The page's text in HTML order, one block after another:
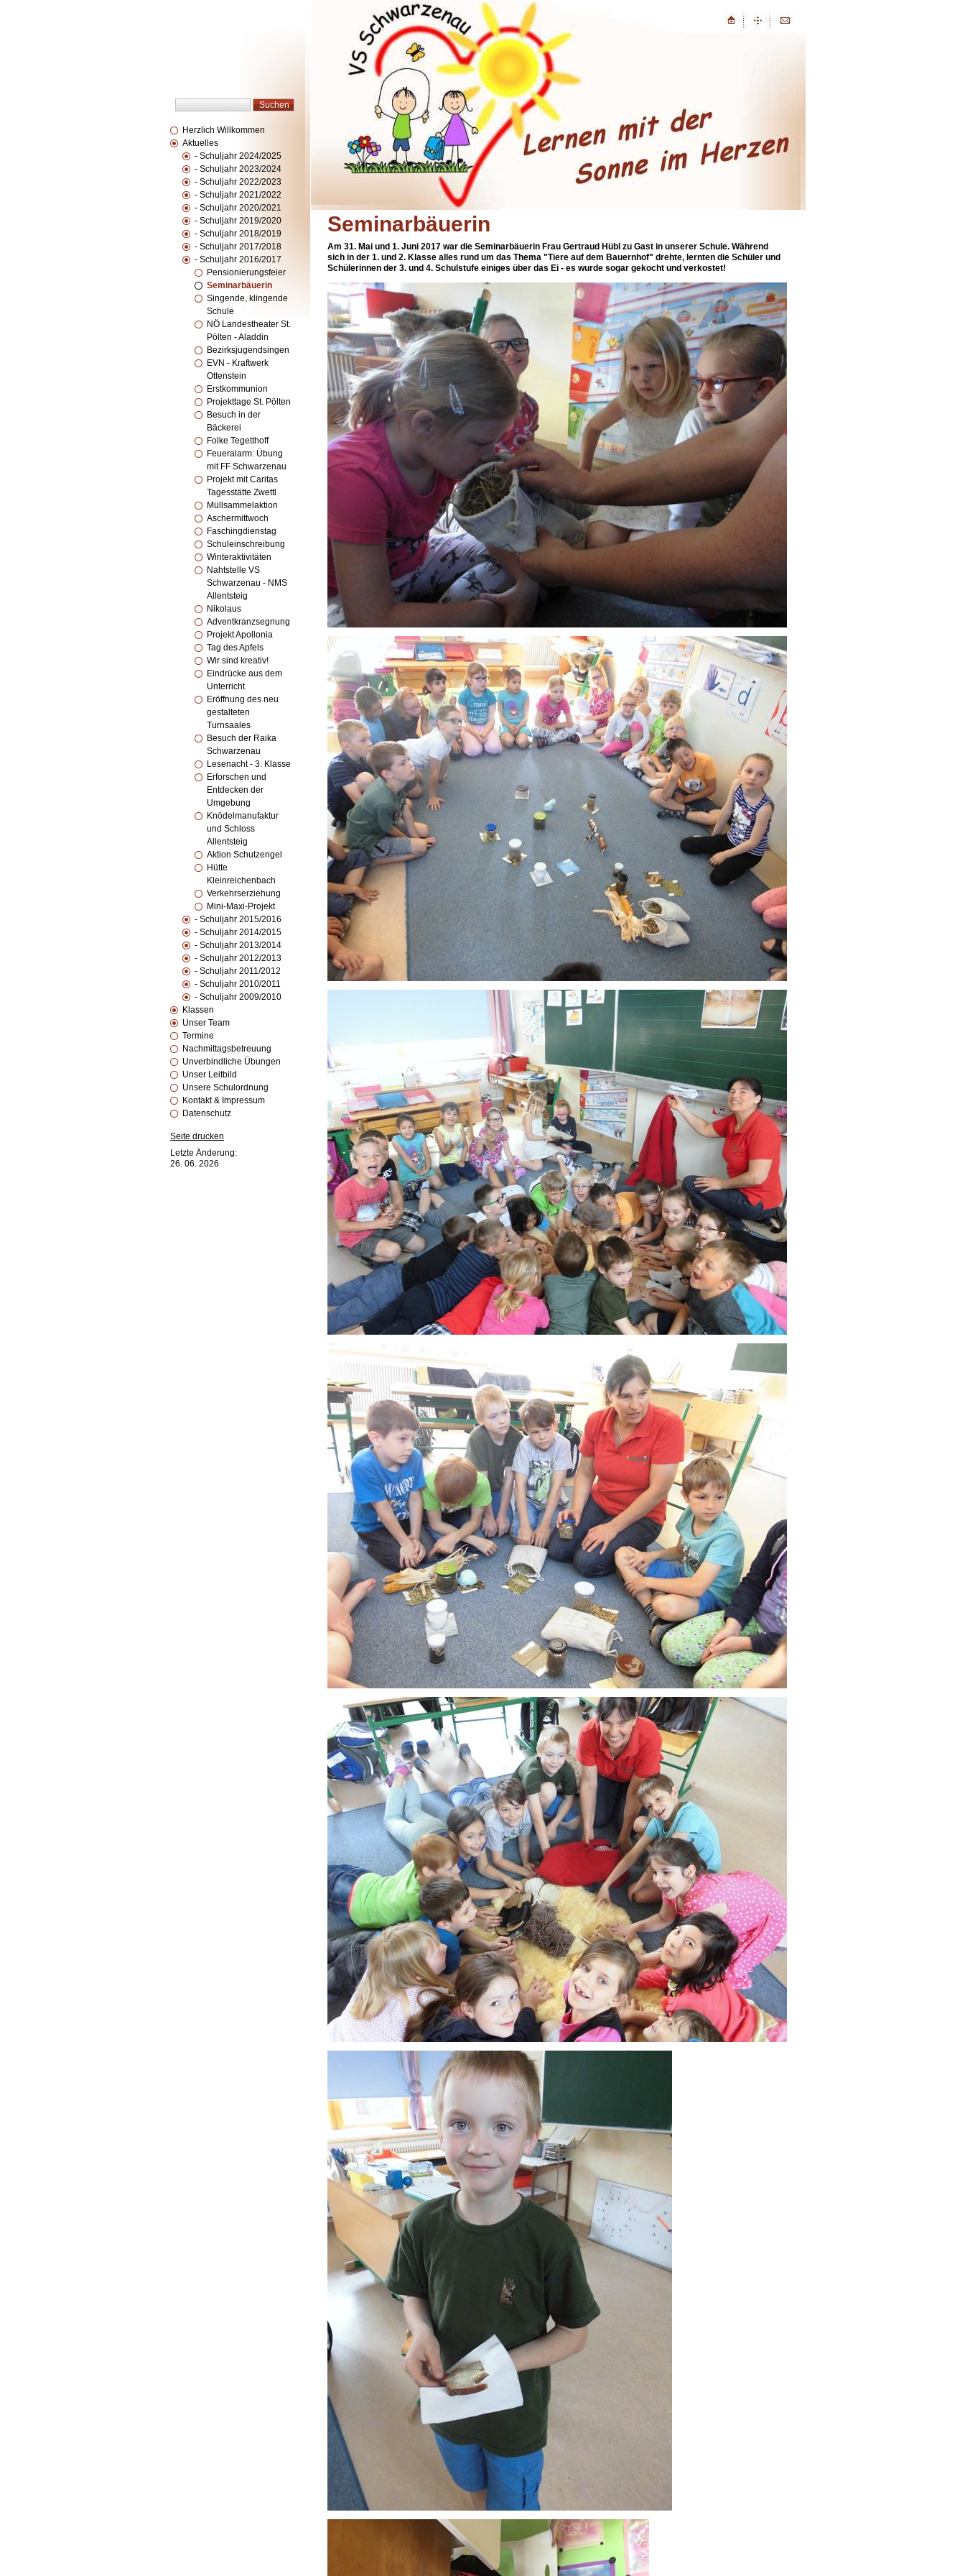
Herzlich Willkommen
Aktuelles
- Schuljahr 2024/2025
- Schuljahr 2023/2024
- Schuljahr 2022/2023
- Schuljahr 2021/2022
- Schuljahr 2020/2021
- Schuljahr 2019/2020
- Schuljahr 2018/2019
- Schuljahr 2017/2018
- Schuljahr 2016/2017
Pensionierungsfeier
Seminarbäuerin
Singende, klingende
Schule
NÖ Landestheater St.
Pölten - Aladdin
Bezirksjugendsingen
EVN - Kraftwerk
Ottenstein
Erstkommunion
Projekttage St. Pölten
Besuch in der
Bäckerei
Folke Tegetthoff
Feueralarm: Übung
mit FF Schwarzenau
Projekt mit Caritas
Tagesstätte Zwettl
Müllsammelaktion
Aschermittwoch
Faschingdienstag
Schuleinschreibung
Winteraktivitäten
Nahtstelle VS
Schwarzenau - NMS
Allentsteig
Nikolaus
Adventkranzsegnung
Projekt Apollonia
Tag des Apfels
Wir sind kreativ!
Eindrücke aus dem
Unterricht
Eröffnung des neu
gestalteten
Turnsaales
Besuch der Raika
Schwarzenau
Lesenacht - 3. Klasse
Erforschen und
Entdecken der
Umgebung
Knödelmanufaktur
und Schloss
Allentsteig
Aktion Schutzengel
Hütte
Kleinreichenbach
Verkehrserziehung
Mini-Maxi-Projekt
- Schuljahr 2015/2016
- Schuljahr 2014/2015
- Schuljahr 2013/2014
- Schuljahr 2012/2013
- Schuljahr 2011/2012
- Schuljahr 2010/2011
- Schuljahr 2009/2010
Klassen
Unser Team
Termine
Nachmittagsbetreuung
Unverbindliche Übungen
Unser Leitbild
Unsere Schulordnung
Kontakt & Impressum
Datenschutz
Seite drucken
Letzte Änderung:
26. 06. 2026
Seminarbäuerin
Am 31. Mai und 1. Juni 2017 war die Seminarbäuerin Frau Gertraud Hübl zu Gast in unserer Schule. Während
sich in der 1. und 2. Klasse alles rund um das Thema "Tiere auf dem Bauernhof" drehte, lernten die Schüler und
Schülerinnen der 3. und 4. Schulstufe einiges über das Ei - es wurde sogar gekocht und verkostet!